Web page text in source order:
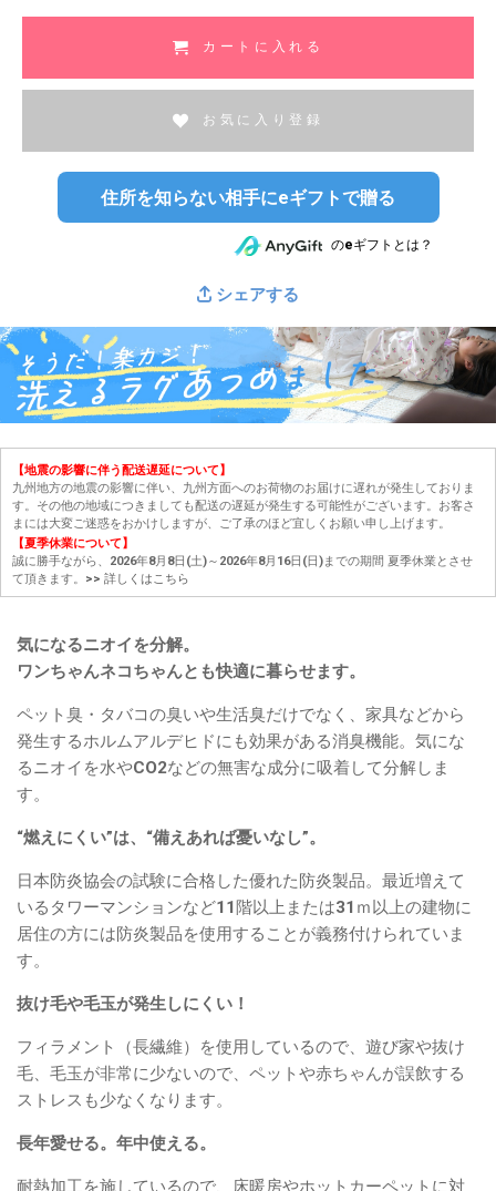
カートに入れる
お気に入り登録
住所を知らない相手にeギフトで贈る
のeギフトとは？
シェアする
【地震の影響に伴う配送遅延について】
九州地方の地震の影響に伴い、九州方面へのお荷物のお届けに遅れが発生しておりま
す。その他の地域につきましても配送の遅延が発生する可能性がございます。お客さ
まには大変ご迷惑をおかけしますが、ご了承のほど宜しくお願い申し上げます。
【夏季休業について】
誠に勝手ながら、2026年8月8日(土)～2026年8月16日(日)までの期間 夏季休業とさせ
て頂きます。 >> 詳しくはこちら
気になるニオイを分解。
ワンちゃんネコちゃんとも快適に暮らせます。
ペット臭・タバコの臭いや生活臭だけでなく、家具などから
発生するホルムアルデヒドにも効果がある消臭機能。気にな
るニオイを水やCO2などの無害な成分に吸着して分解しま
す。
“燃えにくい”は、“備えあれば憂いなし”。
日本防炎協会の試験に合格した優れた防炎製品。最近増えて
いるタワーマンションなど11階以上または31ｍ以上の建物に
居住の方には防炎製品を使用することが義務付けられていま
す。
抜け毛や毛玉が発生しにくい！
フィラメント（長繊維）を使用しているので、遊び家や抜け
毛、毛玉が非常に少ないので、ペットや赤ちゃんが誤飲する
ストレスも少なくなります。
長年愛せる。年中使える。
耐熱加工を施しているので、床暖房やホットカーペットに対